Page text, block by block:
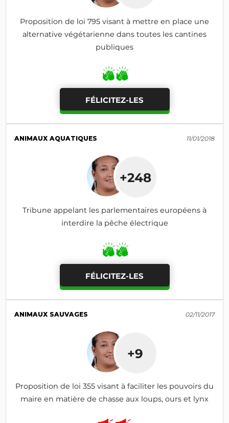
Proposition de loi 795 visant à mettre en place une
alternative végétarienne dans toutes les cantines
publiques
FÉLICITEZ-LES
ANIMAUX AQUATIQUES 11/01/2018
+248
Tribune appelant les parlementaires européens à
interdire la pêche électrique
FÉLICITEZ-LES
ANIMAUX SAUVAGES 02/11/2017
+9
Proposition de loi 355 visant à faciliter les pouvoirs du
maire en matière de chasse aux loups, ours et lynx